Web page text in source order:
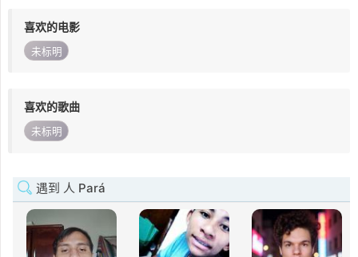
喜欢的电影
未标明
喜欢的歌曲
未标明
遇到 人 Pará